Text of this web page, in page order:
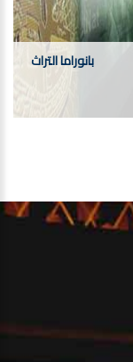
بانوراما التراث